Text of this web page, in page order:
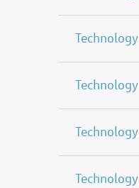
Technology
Technology
Technology
Technology